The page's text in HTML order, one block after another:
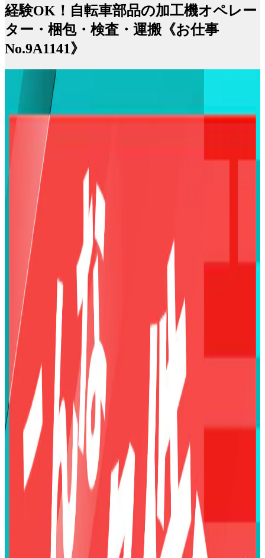
経験OK！自転車部品の加工機オペレー
ター・梱包・検査・運搬《お仕事
No.9A1141》